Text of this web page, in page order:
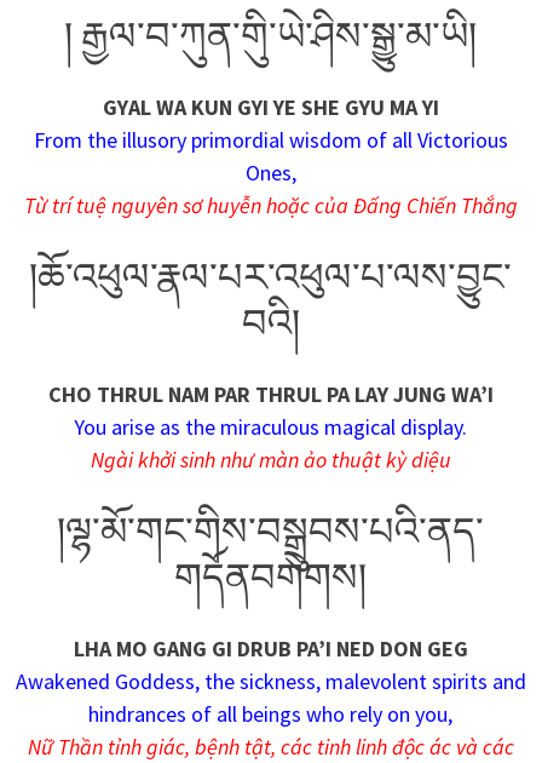
། རྒྱལ་བ་ཀུན་གིུ་ཡེ་ཤིས་སྒྱུ་མ་ཡི།
GYAL WA KUN GYI YE SHE GYU MA YI
From the illusory primordial wisdom of all Victorious
Ones,
Từ trí tuệ nguyên sơ huyễn hoặc của Đấng Chiến Thắng
།ཆོ་འཕུལ་རྣལ་པར་འཕུལ་པ་ལས་བྱུང་
བའི།
CHO THRUL NAM PAR THRUL PA LAY JUNG WA’I
You arise as the miraculous magical display.
Ngài khởi sinh như màn ảo thuật kỳ diệu
།ལྷ་མོ་གང་གིས་བསྒྲུབས་པའི་ནད་
གདོནབགེགས།
LHA MO GANG GI DRUB PA’I NED DON GEG
Awakened Goddess, the sickness, malevolent spirits and
hindrances of all beings who rely on you,
Nữ Thần tỉnh giác, bệnh tật, các tinh linh độc ác và các